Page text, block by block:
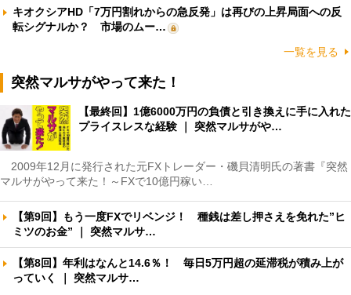
キオクシアHD「7万円割れからの急反発」は再びの上昇局面への反
転シグナルか？ 市場のムー…
一覧を見る
突然マルサがやって来た！
【最終回】1億6000万円の負債と引き換えに手に入れた
プライスレスな経験 ｜ 突然マルサがや…
2009年12月に発行された元FXトレーダー・磯貝清明氏の著書『突然
マルサがやって来た！～FXで10億円稼い…
【第9回】もう一度FXでリベンジ！ 種銭は差し押さえを免れた”ヒ
ミツのお金” ｜ 突然マルサ…
【第8回】年利はなんと14.6％！ 毎日5万円超の延滞税が積み上が
っていく ｜ 突然マルサ…